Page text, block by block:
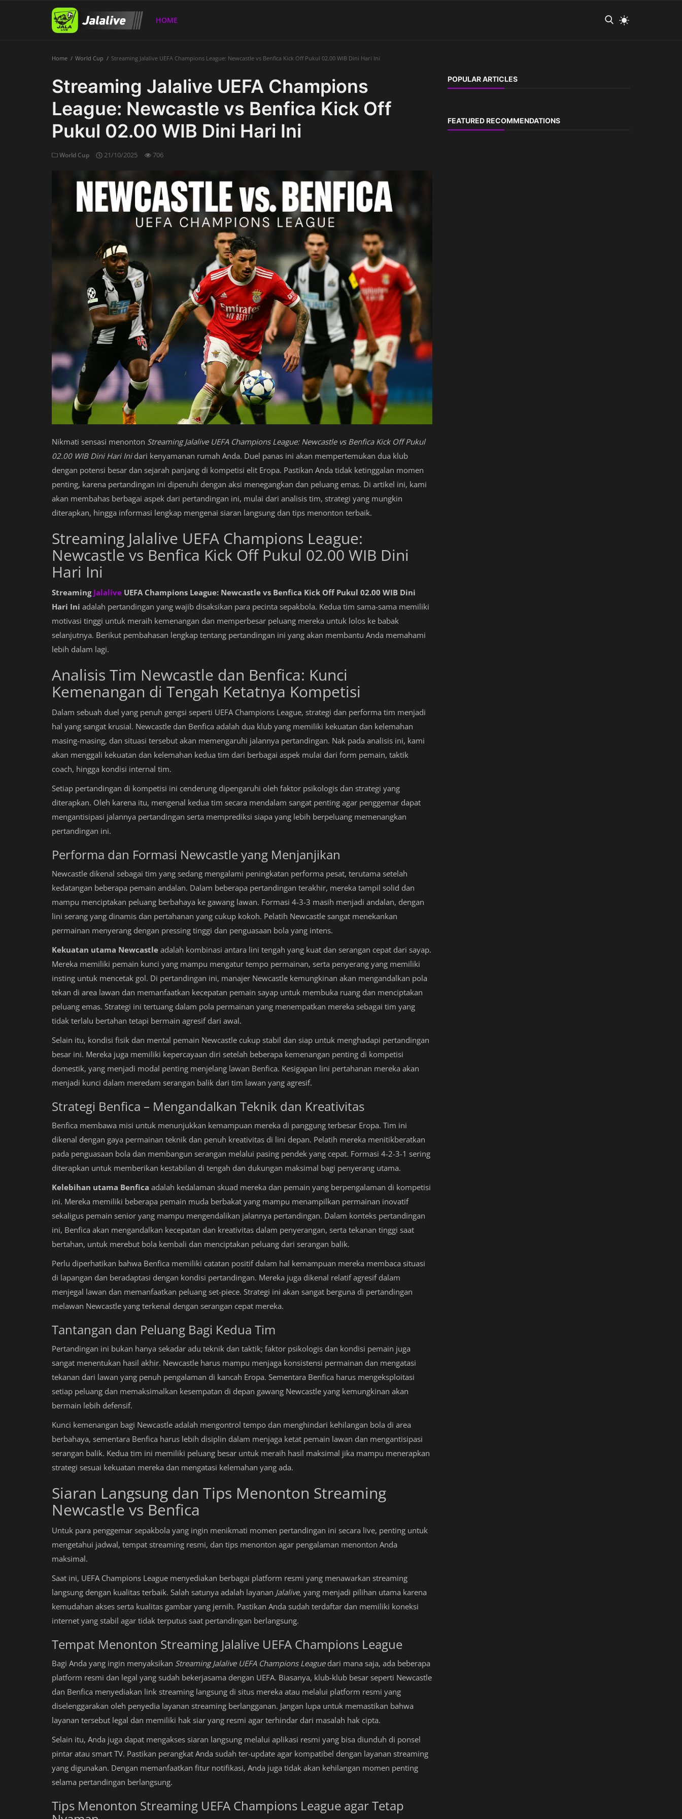
HOME
Home World Cup Streaming Jalalive UEFA Champions League: Newcastle vs Benfica Kick Off Pukul 02.00 WIB Dini Hari Ini
Streaming Jalalive UEFA Champions
League: Newcastle vs Benfica Kick Off
Pukul 02.00 WIB Dini Hari Ini
World Cup 21/10/2025 706
Nikmati sensasi menonton Streaming Jalalive UEFA Champions League: Newcastle vs Benfica Kick Off Pukul
02.00 WIB Dini Hari Inidari kenyamanan rumah Anda. Duel panas ini akan mempertemukan dua klub
dengan potensi besar dan sejarah panjang di kompetisi elit Eropa. Pastikan Anda tidak ketinggalan momen
penting, karena pertandingan ini dipenuhi dengan aksi menegangkan dan peluang emas. Di artikel ini, kami
akan membahas berbagai aspek dari pertandingan ini, mulai dari analisis tim, strategi yang mungkin
diterapkan, hingga informasi lengkap mengenai siaran langsung dan tips menonton terbaik.
Streaming Jalalive UEFA Champions League:
Newcastle vs Benfica Kick Off Pukul 02.00 WIB Dini
Hari Ini
Streaming Jalalive UEFA Champions League: Newcastle vs Benfica Kick Off Pukul 02.00 WIB Dini
Hari Ini adalah pertandingan yang wajib disaksikan para pecinta sepakbola. Kedua tim sama-sama memiliki
motivasi tinggi untuk meraih kemenangan dan memperbesar peluang mereka untuk lolos ke babak
selanjutnya. Berikut pembahasan lengkap tentang pertandingan ini yang akan membantu Anda memahami
lebih dalam lagi.
Analisis Tim Newcastle dan Benfica: Kunci
Kemenangan di Tengah Ketatnya Kompetisi
Dalam sebuah duel yang penuh gengsi seperti UEFA Champions League, strategi dan performa tim menjadi
hal yang sangat krusial. Newcastle dan Benfica adalah dua klub yang memiliki kekuatan dan kelemahan
masing-masing, dan situasi tersebut akan memengaruhi jalannya pertandingan. Nak pada analisis ini, kami
akan menggali kekuatan dan kelemahan kedua tim dari berbagai aspek mulai dari form pemain, taktik
coach, hingga kondisi internal tim.
Setiap pertandingan di kompetisi ini cenderung dipengaruhi oleh faktor psikologis dan strategi yang
diterapkan. Oleh karena itu, mengenal kedua tim secara mendalam sangat penting agar penggemar dapat
mengantisipasi jalannya pertandingan serta memprediksi siapa yang lebih berpeluang memenangkan
pertandingan ini.
Performa dan Formasi Newcastle yang Menjanjikan
Newcastle dikenal sebagai tim yang sedang mengalami peningkatan performa pesat, terutama setelah
kedatangan beberapa pemain andalan. Dalam beberapa pertandingan terakhir, mereka tampil solid dan
mampu menciptakan peluang berbahaya ke gawang lawan. Formasi 4-3-3 masih menjadi andalan, dengan
lini serang yang dinamis dan pertahanan yang cukup kokoh. Pelatih Newcastle sangat menekankan
permainan menyerang dengan pressing tinggi dan penguasaan bola yang intens.
Kekuatan utama Newcastle adalah kombinasi antara lini tengah yang kuat dan serangan cepat dari sayap.
Mereka memiliki pemain kunci yang mampu mengatur tempo permainan, serta penyerang yang memiliki
insting untuk mencetak gol. Di pertandingan ini, manajer Newcastle kemungkinan akan mengandalkan pola
tekan di area lawan dan memanfaatkan kecepatan pemain sayap untuk membuka ruang dan menciptakan
peluang emas. Strategi ini tertuang dalam pola permainan yang menempatkan mereka sebagai tim yang
tidak terlalu bertahan tetapi bermain agresif dari awal.
Selain itu, kondisi fisik dan mental pemain Newcastle cukup stabil dan siap untuk menghadapi pertandingan
besar ini. Mereka juga memiliki kepercayaan diri setelah beberapa kemenangan penting di kompetisi
domestik, yang menjadi modal penting menjelang lawan Benfica. Kesigapan lini pertahanan mereka akan
menjadi kunci dalam meredam serangan balik dari tim lawan yang agresif.
Strategi Benfica – Mengandalkan Teknik dan Kreativitas
Benfica membawa misi untuk menunjukkan kemampuan mereka di panggung terbesar Eropa. Tim ini
dikenal dengan gaya permainan teknik dan penuh kreativitas di lini depan. Pelatih mereka menitikberatkan
pada penguasaan bola dan membangun serangan melalui pasing pendek yang cepat. Formasi 4-2-3-1 sering
diterapkan untuk memberikan kestabilan di tengah dan dukungan maksimal bagi penyerang utama.
Kelebihan utama Benfica adalah kedalaman skuad mereka dan pemain yang berpengalaman di kompetisi
ini. Mereka memiliki beberapa pemain muda berbakat yang mampu menampilkan permainan inovatif
sekaligus pemain senior yang mampu mengendalikan jalannya pertandingan. Dalam konteks pertandingan
ini, Benfica akan mengandalkan kecepatan dan kreativitas dalam penyerangan, serta tekanan tinggi saat
bertahan, untuk merebut bola kembali dan menciptakan peluang dari serangan balik.
Perlu diperhatikan bahwa Benfica memiliki catatan positif dalam hal kemampuan mereka membaca situasi
di lapangan dan beradaptasi dengan kondisi pertandingan. Mereka juga dikenal relatif agresif dalam
menjegal lawan dan memanfaatkan peluang set-piece. Strategi ini akan sangat berguna di pertandingan
melawan Newcastle yang terkenal dengan serangan cepat mereka.
Tantangan dan Peluang Bagi Kedua Tim
Pertandingan ini bukan hanya sekadar adu teknik dan taktik; faktor psikologis dan kondisi pemain juga
sangat menentukan hasil akhir. Newcastle harus mampu menjaga konsistensi permainan dan mengatasi
tekanan dari lawan yang penuh pengalaman di kancah Eropa. Sementara Benfica harus mengeksploitasi
setiap peluang dan memaksimalkan kesempatan di depan gawang Newcastle yang kemungkinan akan
bermain lebih defensif.
Kunci kemenangan bagi Newcastle adalah mengontrol tempo dan menghindari kehilangan bola di area
berbahaya, sementara Benfica harus lebih disiplin dalam menjaga ketat pemain lawan dan mengantisipasi
serangan balik. Kedua tim ini memiliki peluang besar untuk meraih hasil maksimal jika mampu menerapkan
strategi sesuai kekuatan mereka dan mengatasi kelemahan yang ada.
Siaran Langsung dan Tips Menonton Streaming
Newcastle vs Benfica
Untuk para penggemar sepakbola yang ingin menikmati momen pertandingan ini secara live, penting untuk
mengetahui jadwal, tempat streaming resmi, dan tips menonton agar pengalaman menonton Anda
maksimal.
Saat ini, UEFA Champions League menyediakan berbagai platform resmi yang menawarkan streaming
langsung dengan kualitas terbaik. Salah satunya adalah layanan Jalalive, yang menjadi pilihan utama karena
kemudahan akses serta kualitas gambar yang jernih. Pastikan Anda sudah terdaftar dan memiliki koneksi
internet yang stabil agar tidak terputus saat pertandingan berlangsung.
Tempat Menonton Streaming Jalalive UEFA Champions League
Bagi Anda yang ingin menyaksikan Streaming Jalalive UEFA Champions Leaguedari mana saja, ada beberapa
platform resmi dan legal yang sudah bekerjasama dengan UEFA. Biasanya, klub-klub besar seperti Newcastle
dan Benfica menyediakan link streaming langsung di situs mereka atau melalui platform resmi yang
diselenggarakan oleh penyedia layanan streaming berlangganan. Jangan lupa untuk memastikan bahwa
layanan tersebut legal dan memiliki hak siar yang resmi agar terhindar dari masalah hak cipta.
Selain itu, Anda juga dapat mengakses siaran langsung melalui aplikasi resmi yang bisa diunduh di ponsel
pintar atau smart TV. Pastikan perangkat Anda sudah ter-update agar kompatibel dengan layanan streaming
yang digunakan. Dengan memanfaatkan fitur notifikasi, Anda juga tidak akan kehilangan momen penting
selama pertandingan berlangsung.
Tips Menonton Streaming UEFA Champions League agar Tetap
POPULAR ARTICLES
FEATURED RECOMMENDATIONS